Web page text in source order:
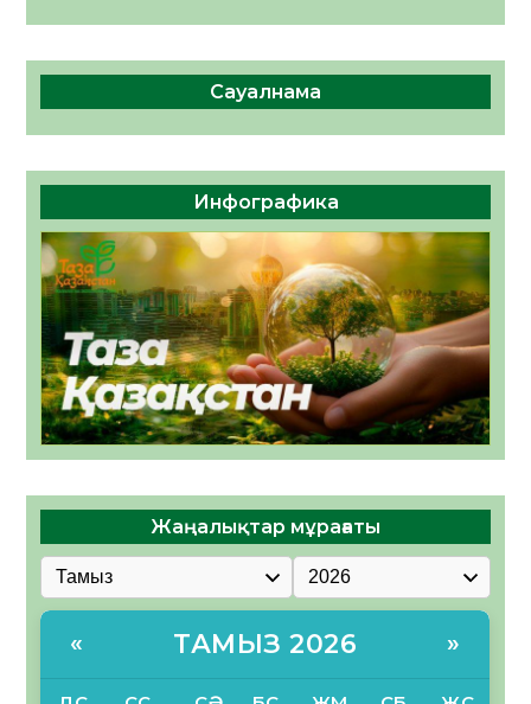
Сауалнама
Инфографика
Жаңалықтар мұрағаты
« ТАМЫЗ 2026 »